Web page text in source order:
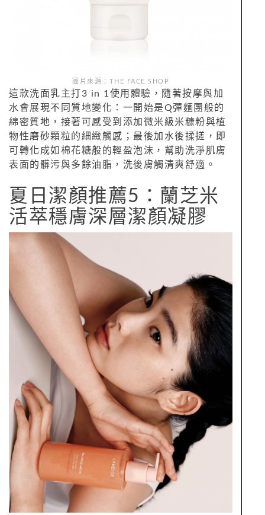
圖片來源：THE FACE SHOP
這款洗面乳主打3 in 1使用體驗，隨著按摩與加
水會展現不同質地變化：一開始是Q彈麵團般的
綿密質地，接著可感受到添加微米級米糠粉與植
物性磨砂顆粒的細緻觸感；最後加水後揉搓，即
可轉化成如棉花糖般的輕盈泡沫，幫助洗淨肌膚
表面的髒污與多餘油脂，洗後膚觸清爽舒適。
夏日潔顏推薦5：蘭芝米
活萃穩膚深層潔顏凝膠